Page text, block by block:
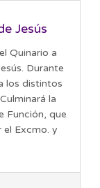
Jesús
Quinario a
Durante
los distintos
la
Función, que
el Excmo. y